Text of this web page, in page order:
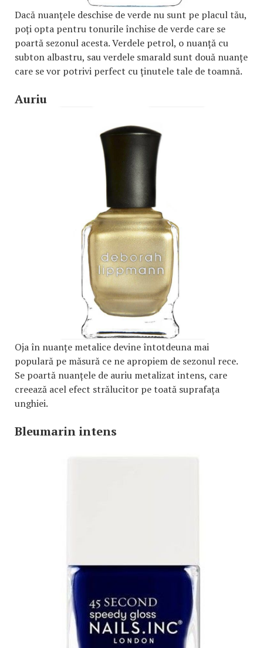
Dacă nuanțele deschise de verde nu sunt pe placul tău,
poți opta pentru tonurile închise de verde care se
poartă sezonul acesta. Verdele petrol, o nuanță cu
subton albastru, sau verdele smarald sunt două nuanțe
care se vor potrivi perfect cu ținutele tale de toamnă.
Auriu
Oja în nuanțe metalice devine întotdeuna mai
populară pe măsură ce ne apropiem de sezonul rece.
Se poartă nuanțele de auriu metalizat intens, care
creează acel efect strălucitor pe toată suprafața
unghiei.
Bleumarin intens